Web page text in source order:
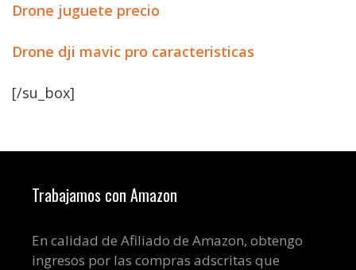
Drone juguete precio
Drone dji mavic pro caracteristicas
[/su_box]
Trabajamos con Amazon
En calidad de Afiliado de Amazon, obtengo
ingresos por las compras adscritas que